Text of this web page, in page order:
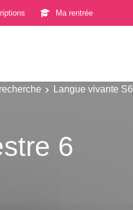
Ma rentrée
Langue vivante S6
6